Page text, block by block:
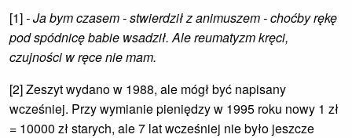
[1]- Ja bym czasem - stwierdził z animuszem - choćby rękę
pod spódnicę babie wsadził. Ale reumatyzm kręci,
czujności w ręce nie mam.
[2] Zeszyt wydano w 1988, ale mógł być napisany
wcześniej. Przy wymianie pieniędzy w 1995 roku nowy 1 zł
= 10000 zł starych, ale 7 lat wcześniej nie było jeszcze